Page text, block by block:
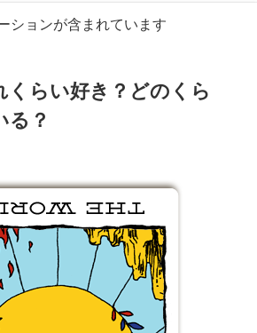
ションが含まれています
くらい好き？どのくら
る？